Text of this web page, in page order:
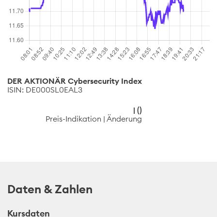
DER AKTIONÄR Cybersecurity Index
ISIN: DE000SL0EAL3
| ()
Preis-Indikation | Änderung
Daten & Zahlen
Kursdaten